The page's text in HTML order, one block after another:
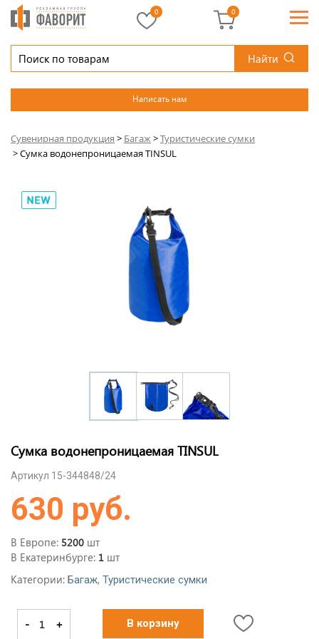
Найти
Написать нам
0 0
Сувенирная продукция > Багаж >Туристические сумки
>Сумка водонепроницаемая TINSUL
Сумка водонепроницаемая TINSUL
Артикул 15-344848/24
630 руб.
В Европе: 5200 шт
В Екатеринбурге: 1 шт
Категории: Багаж, Туристические сумки
- + В корзину